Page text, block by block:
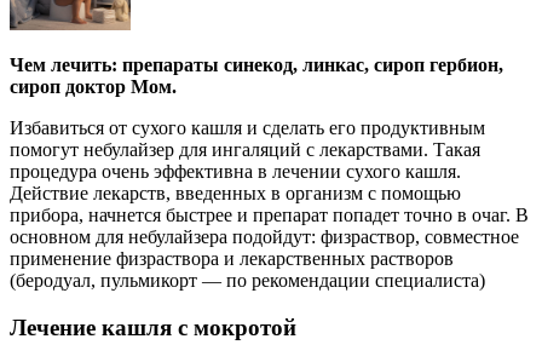
Чем лечить: препараты синекод, линкас, сироп гербион,
сироп доктор Мом.
Избавиться от сухого кашля и сделать его продуктивным
помогут небулайзер для ингаляций с лекарствами. Такая
процедура очень эффективна в лечении сухого кашля.
Действие лекарств, введенных в организм с помощью
прибора, начнется быстрее и препарат попадет точно в очаг. В
основном для небулайзера подойдут: физраствор, совместное
применение физраствора и лекарственных растворов
(беродуал, пульмикорт — по рекомендации специалиста)
Лечение кашля с мокротой